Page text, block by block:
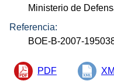
Ministerio de
Referencia:
BOE-B-2007-
PDF